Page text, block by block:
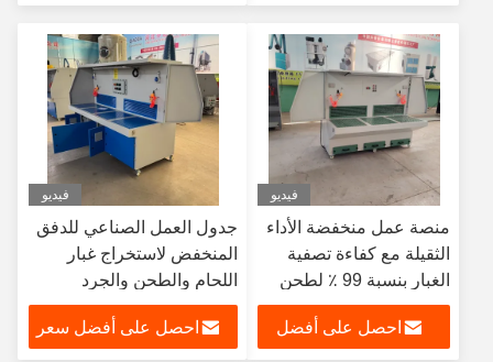
فيديو
منصة عمل منخفضة الأداء
الثقيلة مع كفاءة تصفية
الغبار بنسبة 99 ٪ لطحن
المعادن وبرمجها
احصل على أفضل
فيديو
جدول العمل الصناعي للدفق
المنخفض لاستخراج غبار
اللحام والطحن والجرد
احصل على أفضل سعر